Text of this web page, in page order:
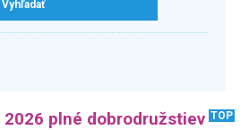
2026 plné dobrodružstiev TOP